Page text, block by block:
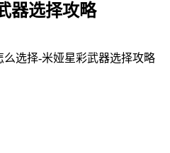
器选择攻略